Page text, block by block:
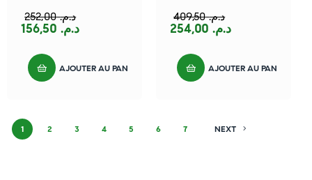
د.م.252,00
د.م.
AJOUTER AU PANIER
د.م.409,50
د.م.
AJOUTER AU PANIER
1 2 3 4 5 6 7 NEXT